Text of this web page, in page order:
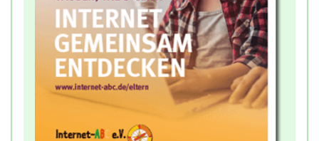
der Mitmach-Geschichte. Außerdem enthält das
PDF Empfehlungen für die Elternarbeit und das
gemeinsame Spielen innerhalb der Familie zu
Hause.
Das Hinweis-PDF steht zum Download bereit.